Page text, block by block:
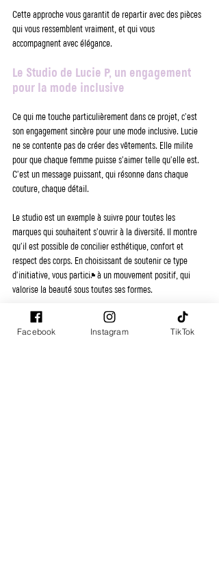
Cette approche vous garantit de repartir avec des pièces
qui vous ressemblent vraiment, et qui vous
accompagnent avec élégance.
Le Studio de Lucie P, un engagement
pour la mode inclusive
Ce qui me touche particulièrement dans ce projet, c’est
son engagement sincère pour une mode inclusive. Lucie
ne se contente pas de créer des vêtements. Elle milite
pour que chaque femme puisse s’aimer telle qu’elle est.
C’est un message puissant, qui résonne dans chaque
couture, chaque détail.
Le studio est un exemple à suivre pour toutes les
marques qui souhaitent s’ouvrir à la diversité. Il montre
qu’il est possible de concilier esthétique, confort et
respect des corps. En choisissant de soutenir ce type
d’initiative, vous participez à un mouvement positif, qui
valorise la beauté sous toutes ses formes.
Pour découvrir cette belle aventure, je vous invite à
visiter le studio de lucie p le mans. Vous y trouverez
Facebook Instagram TikTok